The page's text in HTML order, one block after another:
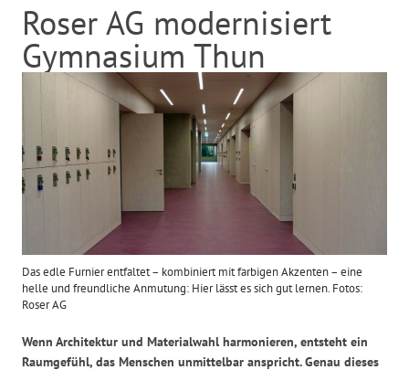
Roser AG modernisiert
Gymnasium Thun
Das edle Furnier entfaltet – kombiniert mit farbigen Akzenten – eine
helle und freundliche Anmutung: Hier lässt es sich gut lernen. Fotos:
Roser AG
Wenn Architektur und Materialwahl harmonieren, entsteht ein
Raumgefühl, das Menschen unmittelbar anspricht. Genau dieses